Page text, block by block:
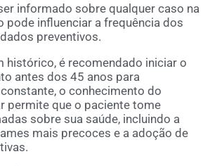
informado sobre qualquer caso na
pode influenciar a frequência dos
preventivos.
histórico, é recomendado iniciar o
antes dos 45 anos para
o conhecimento do
permite que o paciente tome
sobre sua saúde, incluindo a
mais precoces e a adoção de